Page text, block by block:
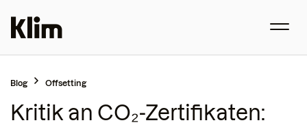
Blog Offsetting
Kritik an CO₂-Zertifikaten: